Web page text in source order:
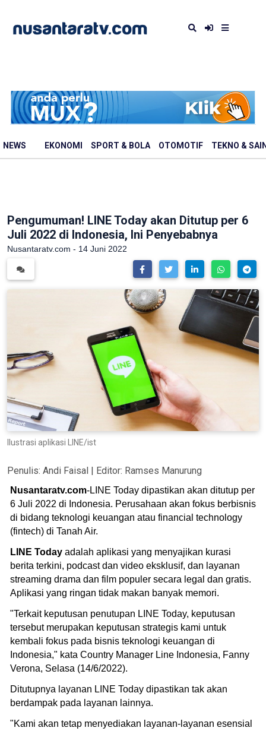
NEWS EKONOMI SPORT & BOLA OTOMOTIF TEKNO &
Pengumuman! LINE Today akan Ditutup per 6
Juli 2022 di Indonesia, Ini Penyebabnya
Nusantaratv.com - 14 Juni 2022
Ilustrasi aplikasi LINE/ist
Penulis: Andi Faisal | Editor: Ramses Manurung
Nusantaratv.com-LINE Today dipastikan akan ditutup per
6 Juli 2022 di Indonesia. Perusahaan akan fokus berbisnis
di bidang teknologi keuangan atau financial technology
(fintech) di Tanah Air.
LINE Today adalah aplikasi yang menyajikan kurasi
berita terkini, podcast dan video eksklusif, dan layanan
streaming drama dan film populer secara legal dan gratis.
Aplikasi yang ringan tidak makan banyak memori.
"Terkait keputusan penutupan LINE Today, keputusan
tersebut merupakan keputusan strategis kami untuk
kembali fokus pada bisnis teknologi keuangan di
Indonesia," kata Country Manager Line Indonesia, Fanny
Verona, Selasa (14/6/2022).
Ditutupnya layanan LINE Today dipastikan tak akan
berdampak pada layanan lainnya.
"Kami akan tetap menyediakan layanan-layanan esensial